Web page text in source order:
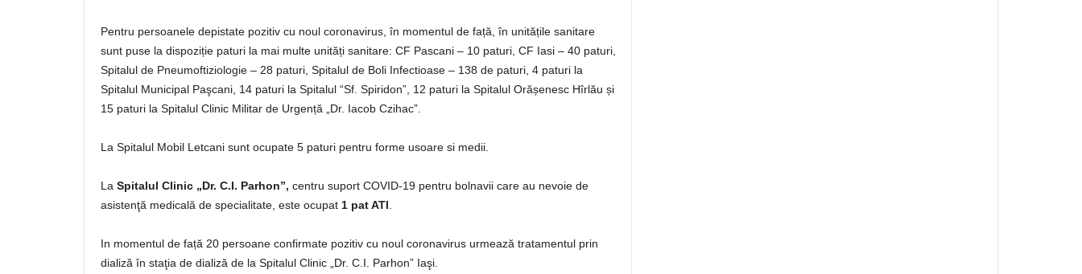
Pentru persoanele depistate pozitiv cu noul coronavirus, în momentul de față, în unitățile sanitare
sunt puse la dispoziție paturi la mai multe unități sanitare: CF Pascani – 10 paturi, CF Iasi – 40 paturi,
Spitalul de Pneumoftiziologie – 28 paturi, Spitalul de Boli Infectioase – 138 de paturi, 4 paturi la
Spitalul Municipal Paşcani, 14 paturi la Spitalul “Sf. Spiridon”, 12 paturi la Spitalul Orășenesc Hîrlău și
15 paturi la Spitalul Clinic Militar de Urgență „Dr. Iacob Czihac”.
La Spitalul Mobil Letcani sunt ocupate 5 paturi pentru forme usoare si medii.
La Spitalul Clinic „Dr. C.I. Parhon”, centru suport COVID-19 pentru bolnavii care au nevoie de
asistenţă medicală de specialitate, este ocupat 1 pat ATI
In momentul de față 20 persoane confirmate pozitiv cu noul coronavirus urmează tratamentul prin
dializă în staţia de dializă de la Spitalul Clinic „Dr. C.I. Parhon” Iaşi.